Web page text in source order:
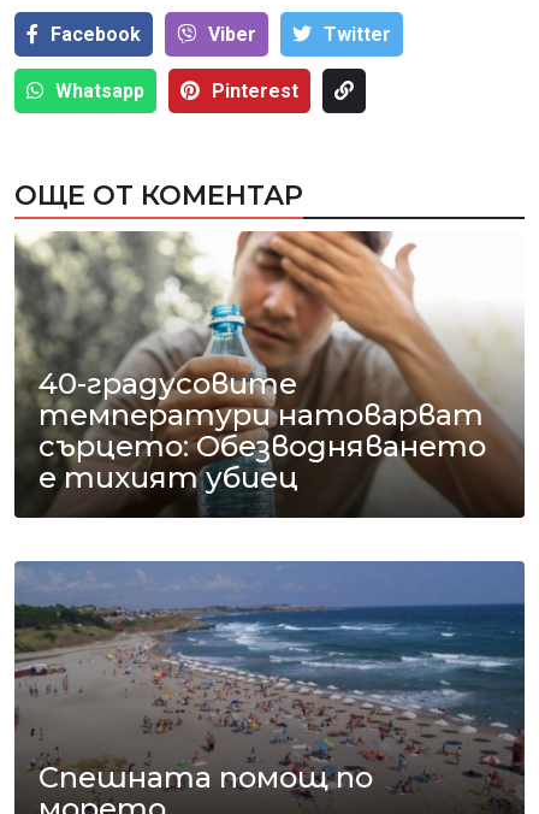
Facebook Viber Тwitter
Whatsapp Pinterest
ОЩЕ ОТ КОМЕНТАР
40-градусовите
температури натоварват
сърцето: Обезводняването
е тихият убиец
Спешната помощ по